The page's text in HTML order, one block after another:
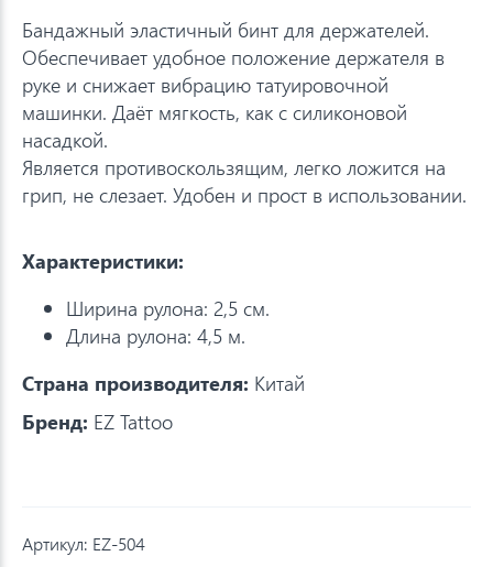
Бандажный эластичный бинт для держателей.
Обеспечивает удобное положение держателя в
руке и снижает вибрацию татуировочной
машинки. Даёт мягкость, как с силиконовой
насадкой.
Является противоскользящим, легко ложится на
грип, не слезает. Удобен и прост в использовании.
Характеристики:
Ширина рулона: 2,5 см.
Длина рулона: 4,5 м.
Страна производителя: Китай
Бренд: EZ Tattoo
Артикул: EZ-504